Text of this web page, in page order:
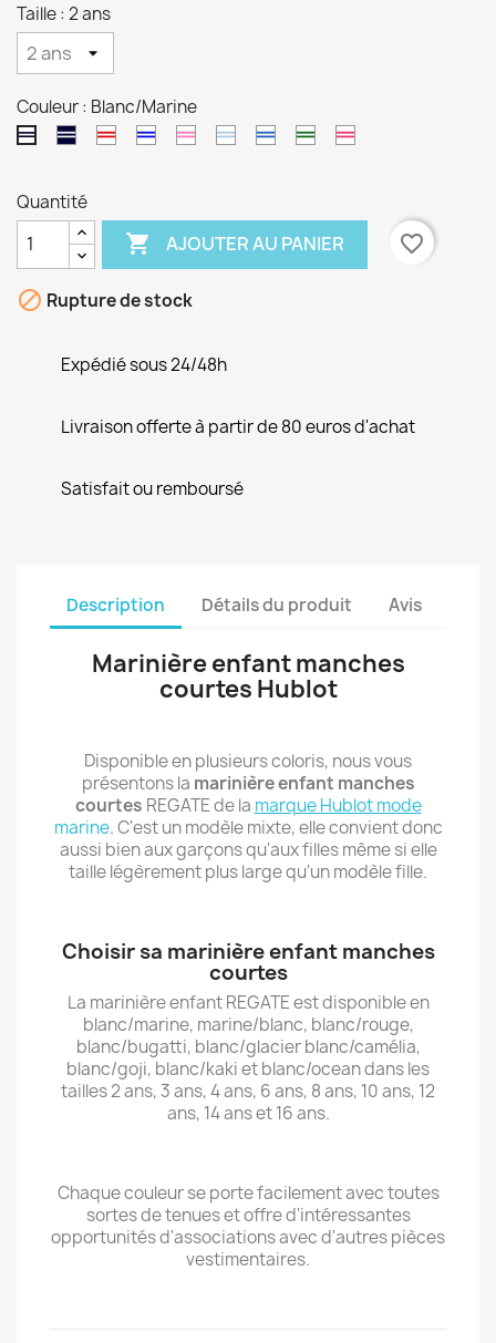
Taille : 2 ans
Couleur : Blanc/Marine
Blanc/Marine
Marine/Blanc
Blanc/Rouge
Blanc/Bugatti
Blanc/Camélia
Blanc/Glacier
Blanc/Océan
Blanc/KakiBlanc/Goji
Quantité
 AJOUTER AU PANIER favorite_border
 Rupture de stock
Expédié sous 24/48h
Livraison offerte à partir de 80 euros d'achat
Satisfait ou remboursé
Description Détails du produit Avis
Marinière enfant manches
courtes Hublot
Disponible en plusieurs coloris, nous vous
présentons la marinière enfant manches
courtes REGATE de la marque Hublot mode
marine. C'est un modèle mixte, elle convient donc
aussi bien aux garçons qu'aux filles même si elle
taille légèrement plus large qu'un modèle fille.
Choisir sa marinière enfant manches
courtes
La marinière enfant REGATE est disponible en
blanc/marine, marine/blanc, blanc/rouge,
blanc/bugatti, blanc/glacier blanc/camélia,
blanc/goji, blanc/kaki et blanc/ocean dans les
tailles 2 ans, 3 ans, 4 ans, 6 ans, 8 ans, 10 ans, 12
ans, 14 ans et 16 ans.
Chaque couleur se porte facilement avec toutes
sortes de tenues et offre d'intéressantes
opportunités d'associations avec d'autres pièces
vestimentaires.